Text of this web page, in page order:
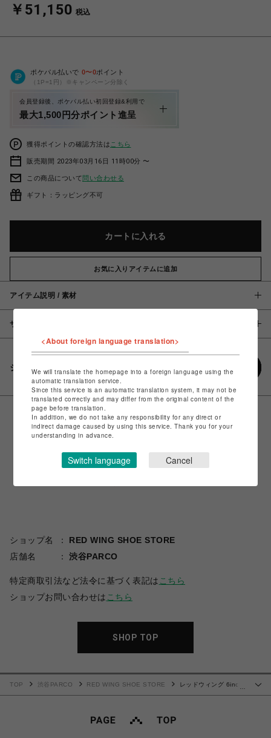
￥51,150 税込
ポケパル払いで 0〜0ポイント
（1P=1円）※キャンペーン分除く
会員登録後、ポケパル払い初回登録&利用で
最大1,500円分ポイント進呈
獲得ポイントの確認方法は こちら
販売期間 2023年03月16日 11時00分 〜
この商品について問い合わせる
ギフト：ラッピング不可
カートに入れる
お気に入りアイテムに追加
アイテム説明 / 素材
サイズ
シェアする
ショップ名
RED WING SHOE STORE
店舗名
渋谷PARCO
特定商取引法など法令に基づく表記は こちら
ショップお問い合わせは こちら
SHOP TOP
TOP 渋谷PARCO RED WING SHOE STORE
レッドウィング 6inch
<About foreign language translation>
We will translate the homepage into a foreign language using the
automatic translation service.
Since this service is an automatic translation system, it may not be
translated correctly and may differ from the original content of the
page before translation.
In addition, we do not take any responsibility for any direct or
indirect damage caused by using this service. Thank you for your
understanding in advance.
Switch language Cancel